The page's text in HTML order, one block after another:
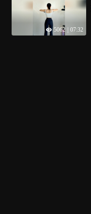
5062 07:32